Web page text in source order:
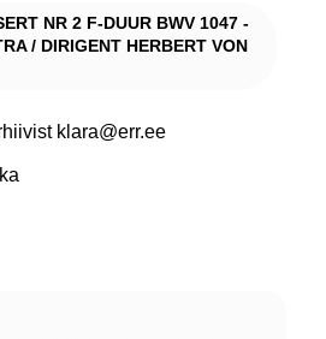
NR 2 F-DUUR BWV 1047 -
/ DIRIGENT HERBERT VON
klara@err.ee